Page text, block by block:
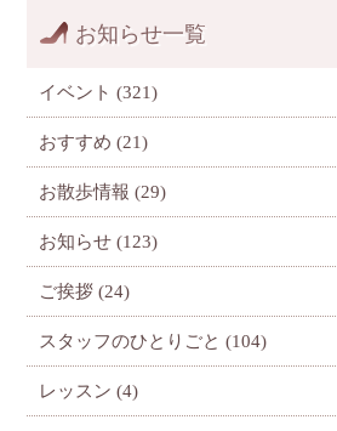
お知らせ一覧
イベント (321)
おすすめ (21)
お散歩情報 (29)
お知らせ (123)
ご挨拶 (24)
スタッフのひとりごと (104)
レッスン (4)